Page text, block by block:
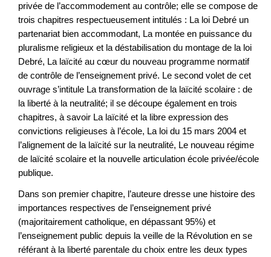
privée de l’accommodement au contrôle; elle se compose de
trois chapitres respectueusement intitulés : La loi Debré un
partenariat bien accommodant, La montée en puissance du
pluralisme religieux et la déstabilisation du montage de la loi
Debré, La laïcité au cœur du nouveau programme normatif
de contrôle de l’enseignement privé. Le second volet de cet
ouvrage s’intitule La transformation de la laïcité scolaire : de
la liberté à la neutralité; il se découpe également en trois
chapitres, à savoir La laïcité et la libre expression des
convictions religieuses à l’école, La loi du 15 mars 2004 et
l’alignement de la laïcité sur la neutralité, Le nouveau régime
de laïcité scolaire et la nouvelle articulation école privée/école
publique.
Dans son premier chapitre, l’auteure dresse une histoire des
importances respectives de l’enseignement privé
(majoritairement catholique, en dépassant 95%) et
l’enseignement public depuis la veille de la Révolution en se
référant à la liberté parentale du choix entre les deux types